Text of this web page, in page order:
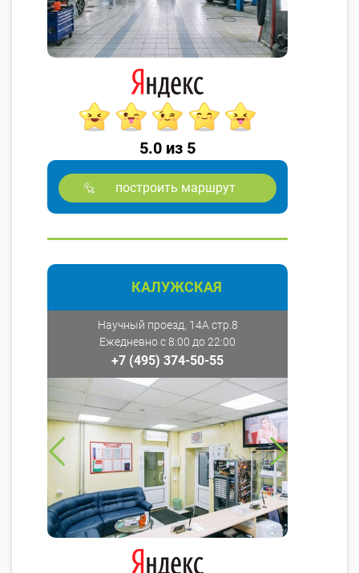
5.0 из 5
построить маршрут
КАЛУЖСКАЯ
Научный проезд, 14А стр.8
Ежедневно с 8:00 до 22:00
+7 (495) 374-50-55